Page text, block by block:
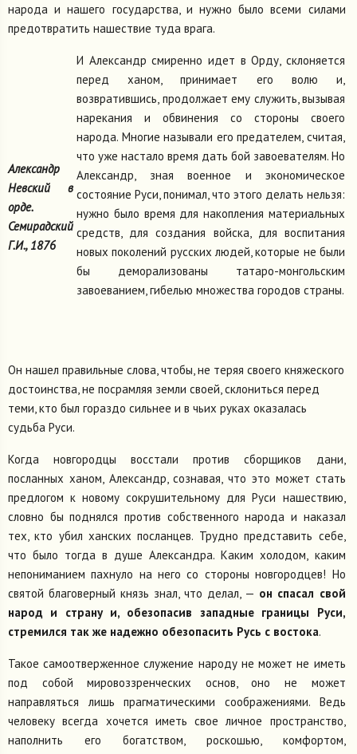
народа и нашего государства, и нужно было всеми силами
предотвратить нашествие туда врага.
Александр
Невский в
орде.
Семирадский
Г.И., 1876
И Александр смиренно идет в Орду, склоняется
перед ханом, принимает его волю и,
возвратившись, продолжает ему служить, вызывая
нарекания и обвинения со стороны своего
народа. Многие называли его предателем, считая,
что уже настало время дать бой завоевателям. Но
Александр, зная военное и экономическое
состояние Руси, понимал, что этого делать нельзя:
нужно было время для накопления материальных
средств, для создания войска, для воспитания
новых поколений русских людей, которые не были
бы деморализованы татаро-монгольским
завоеванием, гибелью множества городов страны.
Он нашел правильные слова, чтобы, не теряя своего княжеского
достоинства, не посрамляя земли своей, склониться перед
теми, кто был гораздо сильнее и в чьих руках оказалась
судьба Руси.
Когда новгородцы восстали против сборщиков дани,
посланных ханом, Александр, сознавая, что это может стать
предлогом к новому сокрушительному для Руси нашествию,
словно бы поднялся против собственного народа и наказал
тех, кто убил ханских посланцев. Трудно представить себе,
что было тогда в душе Александра. Каким холодом, каким
непониманием пахнуло на него со стороны новгородцев! Но
святой благоверный князь знал, что делал, — он спасал свой
народ и страну и, обезопасив западные границы Руси,
стремился так же надежно обезопасить Русь с востока.
Такое самоотверженное служение народу не может не иметь
под собой мировоззренческих основ, оно не может
направляться лишь прагматическими соображениями. Ведь
человеку всегда хочется иметь свое личное пространство,
наполнить его богатством, роскошью, комфортом,